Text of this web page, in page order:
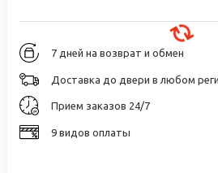
7 дней на возврат и обмен
Доставка до двери в любом
Прием заказов 24/7
9 видов оплаты